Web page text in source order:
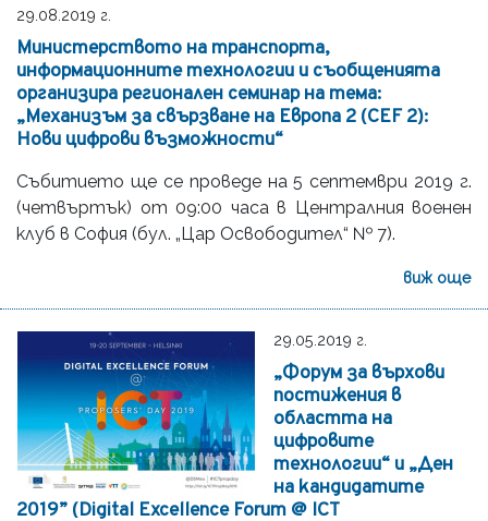
29.08.2019 г.
Министерството на транспорта,
информационните технологии и съобщенията
организира регионален семинар на тема:
„Механизъм за свързване на Европа 2 (CEF 2):
Нови цифрови възможности“
Събитието ще се проведе на 5 септември 2019 г.
(четвъртък) от 09:00 часа в Централния военен
клуб в София (бул. „Цар Освободител“ № 7).
виж още
29.05.2019 г.
„Форум за върхови
постижения в
областта на
цифровите
технологии“ и „Ден
на кандидатите
2019” (Digital Excellence Forum @ ICT